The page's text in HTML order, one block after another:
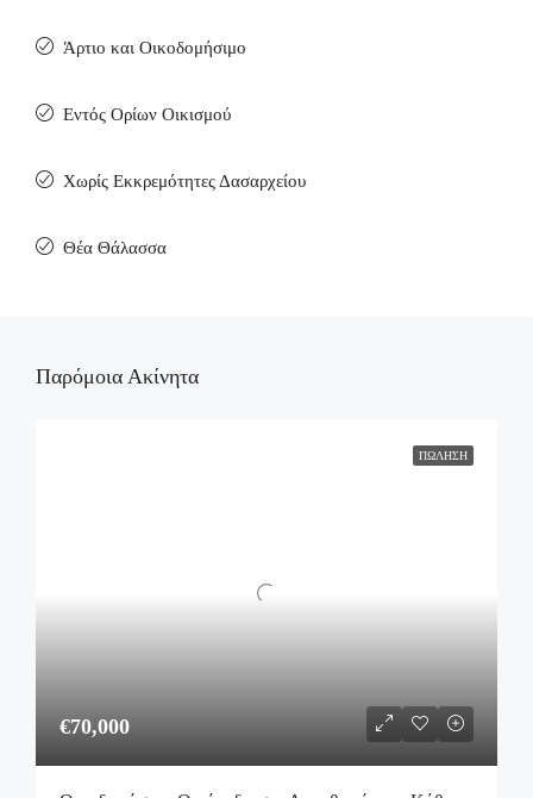
Άρτιο και Οικοδομήσιμο
Εντός Ορίων Οικισμού
Χωρίς Εκκρεμότητες Δασαρχείου
Θέα Θάλασσα
Παρόμοια Ακίνητα
ΠΏΛΗΣΗ
€70,000